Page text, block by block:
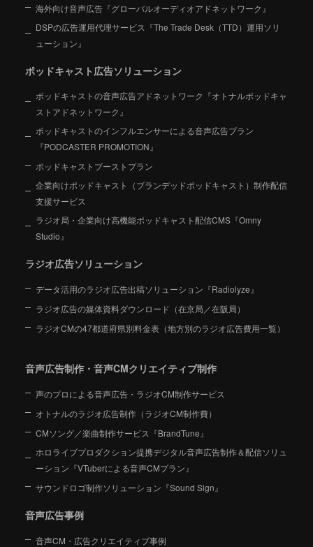
海外向け音声広告『グローバルオーディオアドネットワーク』
DSPの広告運用代理サービス『The Trade Desk（TTD）運用ソリ
ューション』
ポッドキャスト広告ソリューション
ポッドキャストの音声広告アドネットワーク『オトナルポッドキャ
ストアドネットワーク』
ポッドキャストのインフルエンサーによる音声広告プラン
『PODCASTER PROMOTION』
ポッドキャストブーストプラン
企業向けポッドキャスト（ブランデッドポッドキャスト）制作配信
支援サービス
ラジオ局・企業向け高機能ポッドキャスト配信CMS『Omny
Studio』
ラジオ広告ソリューション
データ活用のラジオ広告出稿ソリューション『Radiolyze』
ラジオ広告の媒体資料ダウンロード（在京局／在阪局）
ラジオCMの47都道府県別料金表（地方別のラジオ広告費用一覧）
音声広告制作・音声CMクリエイティブ制作
声のプロによる音声広告・ラジオCM制作サービス
オトナルのラジオ広告制作（ラジオCM制作費）
CMソング／楽曲制作サービス『BrandTune』
ホロライブプロダクション提携デジタル音声広告制作＆配信ソリュ
ーション 『VTuberによる音声CMプラン』
サウンドロゴ制作ソリューション『Sound Sign』
音声広告事例
音声CM・広告クリエイティブ事例